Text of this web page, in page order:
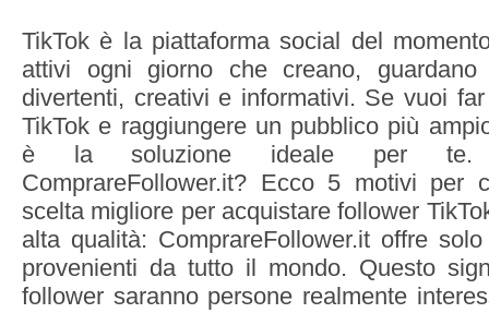
TikTok è la piattaforma social del
attivi ogni giorno che creano,
divertenti, creativi e informativi. Se vuoi
TikTok e raggiungere un pubblico più
è la soluzione ideale per te.
ComprareFollower.it? Ecco 5 motivi per
scelta migliore per acquistare follower
alta qualità: ComprareFollower.it offre
provenienti da tutto il mondo. Questo
follower saranno persone realmente